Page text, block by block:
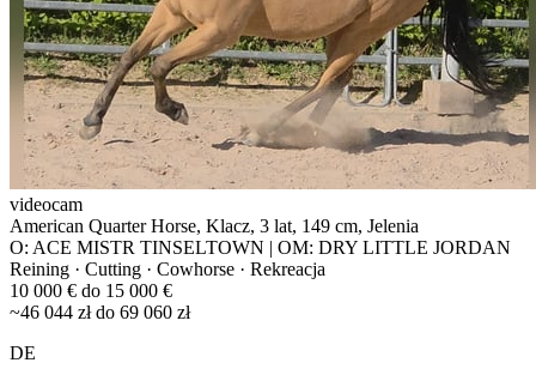
videocam
American Quarter Horse, Klacz, 3 lat, 149 cm, Jelenia
O: ACE MISTR TINSELTOWN | OM: DRY LITTLE JORDAN
Reining · Cutting · Cowhorse · Rekreacja
10 000 € do 15 000 €
~46 044 zł do 69 060 zł
DE